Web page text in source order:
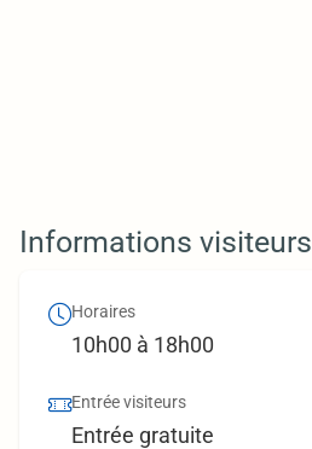
Informations visiteurs
Horaires
10h00 à 18h00
Entrée visiteurs
Entrée gratuite